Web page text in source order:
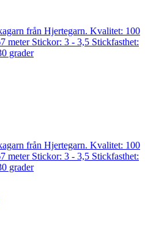
från Hjertegarn. Kvalitet: 100
meter Stickor: 3 - 3,5 Stickfasthet:
grader
från Hjertegarn. Kvalitet: 100
meter Stickor: 3 - 3,5 Stickfasthet:
grader